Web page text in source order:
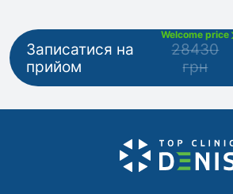
Записатися на
прийом
Welcome price
28430
грн